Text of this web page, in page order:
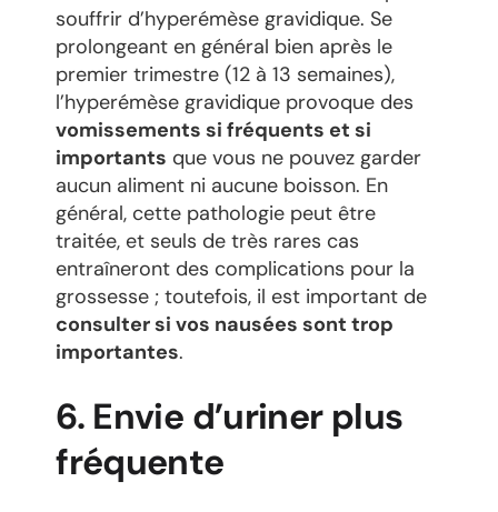
souffrir d’hyperémèse gravidique. Se
prolongeant en général bien après le
premier trimestre (12 à 13 semaines),
l’hyperémèse gravidique provoque des
vomissements si fréquents et si
importants que vous ne pouvez garder
aucun aliment ni aucune boisson. En
général, cette pathologie peut être
traitée, et seuls de très rares cas
entraîneront des complications pour la
grossesse ; toutefois, il est important de
consulter si vos nausées sont trop
importantes.
6. Envie d’uriner plus
fréquente